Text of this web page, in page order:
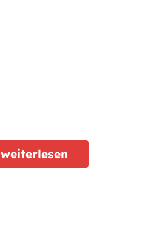
weiterlesen